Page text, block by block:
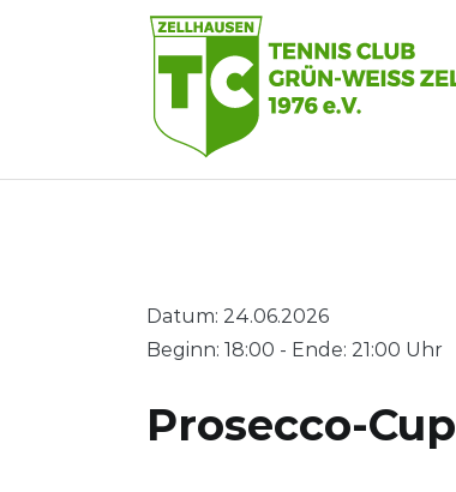
Datum: 24.06.2026
Beginn: 18:00 - Ende: 21:00 Uhr
Prosecco-Cup